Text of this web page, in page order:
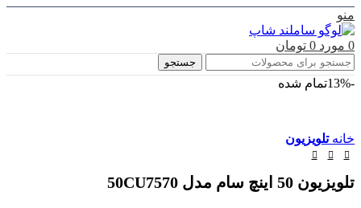
منو
0 مورد 0 تومان
جستجو
-13% تمام شده
خانهتلویزیون
تلویزیون 50 اینچ سام مدل 50CU7570